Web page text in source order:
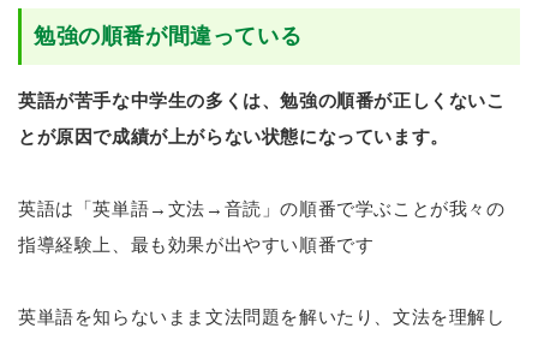
勉強の順番が間違っている
英語が苦手な中学生の多くは、勉強の順番が正しくないこ
とが原因で成績が上がらない状態になっています。
英語は「英単語→文法→音読」の順番で学ぶことが我々の
指導経験上、最も効果が出やすい順番です
英単語を知らないまま文法問題を解いたり、文法を理解し